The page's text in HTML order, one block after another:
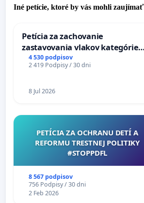
Iné petície, ktoré by vás mohli zaujímať
Petícia za zachovanie
zastavovania vlakov kategórie
Expres (Ex) TATRAN v železničnej
stanici Púchov
4 530 podpisov
2 419 Podpisy / 30 dni
8 Jul 2026
PETÍCIA ZA OCHRANU DETÍ A
REFORMU TRESTNEJ POLITIKY
#STOPPDFL
8 567 podpisov
756 Podpisy / 30 dni
2 Feb 2026